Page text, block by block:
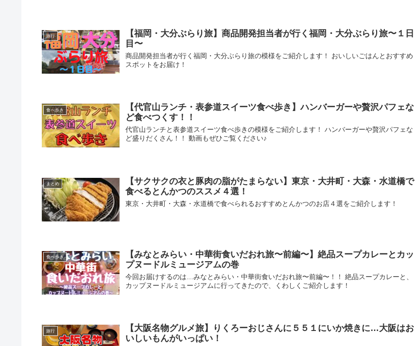
旅行
【福岡・大分ぶらり旅】商品開発担当者が行く福岡・大分ぶらり旅〜１日
目〜
商品開発担当者が行く福岡・大分ぶらり旅の模様をご紹介します！ おいしいごはんとおすすめ
スポットをお届け！
食べ歩き
【代官山ランチ・表参道スイーツ食べ歩き】ハンバーガーや贅沢パフェな
ど食べつくす！！
代官山ランチと表参道スイーツ食べ歩きの模様をご紹介します！ ハンバーガーや贅沢パフェな
ど盛りだくさん！！ 動画もぜひご覧ください♪
まとめ
【サクサクの衣と豚肉の脂がたまらない】東京・大井町・大森・水道橋で
食べるとんかつのススメ４選！
東京・大井町・大森・水道橋で食べられるおすすめとんかつのお店４選をご紹介します！
食べ歩き
【みなとみらい・中華街食いだおれ旅〜前編〜】絶品スープカレーとカッ
プヌードルミュージアムの巻
今回お届けするのは…みなとみらい・中華街食いだおれ旅〜前編〜！！ 絶品スープカレーと、
カップヌードルミュージアムに行ってきたので、くわしくご紹介します！
旅行
【大阪名物グルメ旅】りくろーおじさんに５５１にいか焼きに…大阪はお
いしいもんがいっぱい！